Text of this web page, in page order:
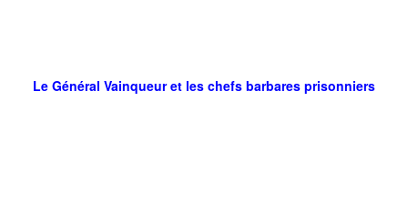
Le Général Vainqueur et les chefs barbares prisonniers